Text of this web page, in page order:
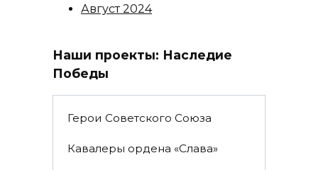
Август 2024
Наши проекты: Наследие
Победы
Герои Советского Союза
Кавалеры ордена «Слава»